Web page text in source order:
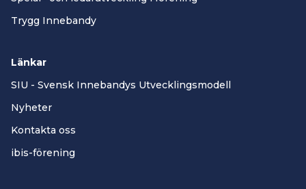
Trygg Innebandy
Länkar
SIU - Svensk Innebandys Utvecklingsmodell
Nyheter
Kontakta oss
ibis-förening